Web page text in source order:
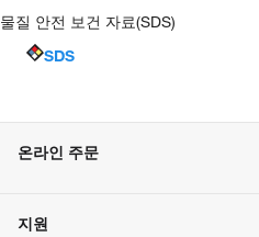
물질 안전 보건 자료(SDS)
SDS
온라인 주문
지원